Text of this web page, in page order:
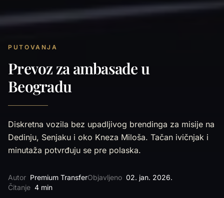
PUTOVANJA
Prevoz za ambasade u
Beogradu
Diskretna vozila bez upadljivog brendinga za misije na
Dedinju, Senjaku i oko Kneza Miloša. Tačan ivičnjak i
minutaža potvrđuju se pre polaska.
Autor Premium TransferObjavljeno 02. jan. 2026.
Čitanje 4 min